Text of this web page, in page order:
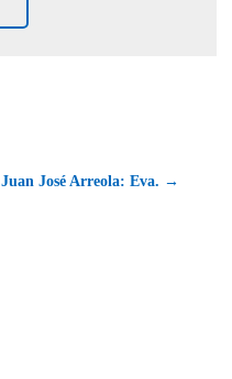
Juan José Arreola: Eva. →